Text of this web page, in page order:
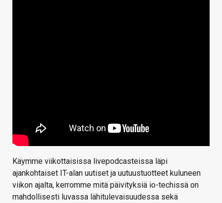
Käymme viikottaisissa livepodcasteissa läpi
ajankohtaiset IT-alan uutiset ja uutuustuotteet kuluneen
viikon ajalta, kerromme mitä päivityksiä io-techissä on
mahdollisesti luvassa lähitulevaisuudessa sekä